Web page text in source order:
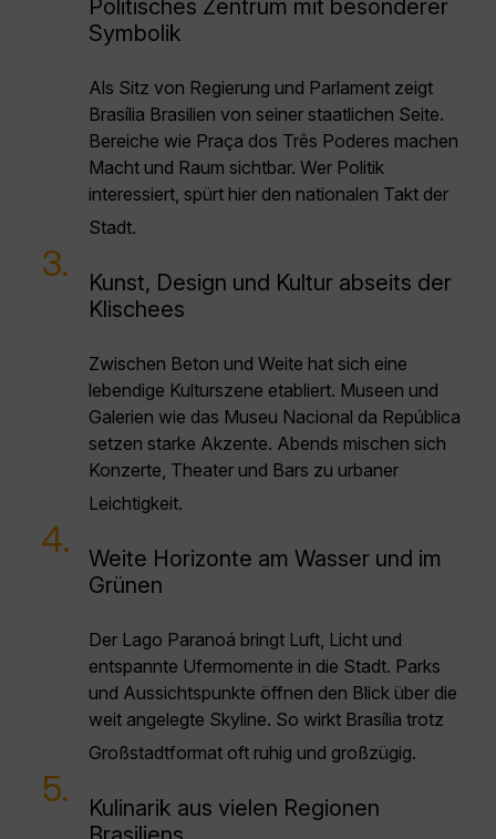
Politisches Zentrum mit besonderer
Symbolik
Als Sitz von Regierung und Parlament zeigt
Brasília Brasilien von seiner staatlichen Seite.
Bereiche wie Praça dos Três Poderes machen
Macht und Raum sichtbar. Wer Politik
interessiert, spürt hier den nationalen Takt der
Stadt.
3.
Kunst, Design und Kultur abseits der
Klischees
Zwischen Beton und Weite hat sich eine
lebendige Kulturszene etabliert. Museen und
Galerien wie das Museu Nacional da República
setzen starke Akzente. Abends mischen sich
Konzerte, Theater und Bars zu urbaner
Leichtigkeit.
4.
Weite Horizonte am Wasser und im
Grünen
Der Lago Paranoá bringt Luft, Licht und
entspannte Ufermomente in die Stadt. Parks
und Aussichtspunkte öffnen den Blick über die
weit angelegte Skyline. So wirkt Brasília trotz
Großstadtformat oft ruhig und großzügig.
5.
Kulinarik aus vielen Regionen